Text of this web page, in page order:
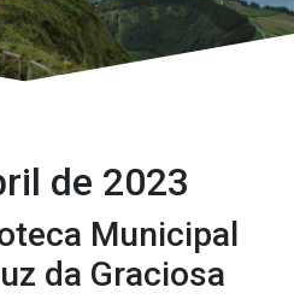
de 2023
Municipal
da Graciosa